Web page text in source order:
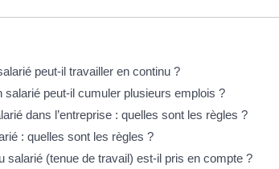
peut-il travailler en continu ?
salarié peut-il cumuler plusieurs emplois ?
dans l’entreprise : quelles sont les règles ?
: quelles sont les règles ?
salarié (tenue de travail) est-il pris en compte ?